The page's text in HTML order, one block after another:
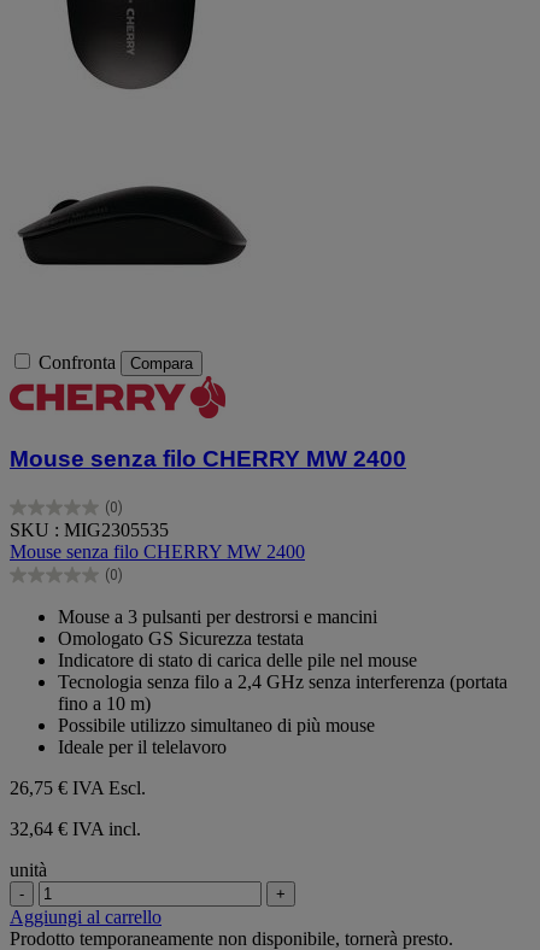
Confronta Compara
Mouse senza filo CHERRY MW 2400
(0)
0.0
su
5
stelle.
SKU : MIG2305535
Mouse senza filo CHERRY MW 2400
(0)
0.0
stelle.
Mouse a 3 pulsanti per destrorsi e mancini
Omologato GS Sicurezza testata
Indicatore di stato di carica delle pile nel mouse
Tecnologia senza filo a 2,4 GHz senza interferenza (portata
fino a 10 m)
Possibile utilizzo simultaneo di più mouse
Ideale per il telelavoro
26,75 € IVA Escl.
32,64 € IVA incl.
unità
- +
Aggiungi al carrello
Prodotto temporaneamente non disponibile, tornerà presto.